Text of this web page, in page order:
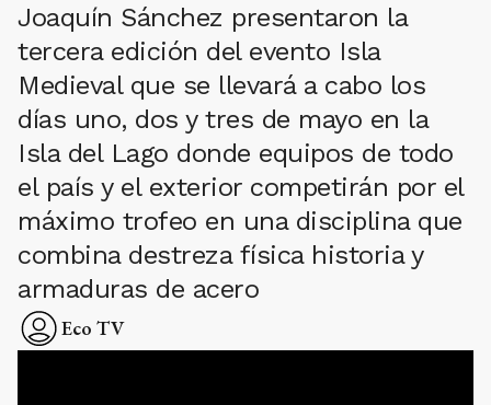
Joaquín Sánchez presentaron la
tercera edición del evento Isla
Medieval que se llevará a cabo los
días uno, dos y tres de mayo en la
Isla del Lago donde equipos de todo
el país y el exterior competirán por el
máximo trofeo en una disciplina que
combina destreza física historia y
armaduras de acero
Eco TV